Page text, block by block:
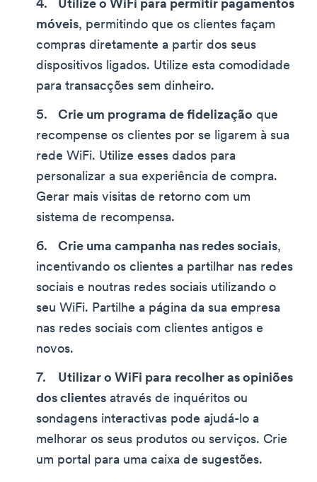
Utilize o WiFi para permitir pagamentos
móveis, permitindo que os clientes façam
compras diretamente a partir dos seus
dispositivos ligados. Utilize esta comodidade
para transacções sem dinheiro.
Crie um programa de fidelização que
recompense os clientes por se ligarem à sua
rede WiFi. Utilize esses dados para
personalizar a sua experiência de compra.
Gerar mais visitas de retorno com um
sistema de recompensa.
Crie uma campanha nas redes sociais,
incentivando os clientes a partilhar nas redes
sociais e noutras redes sociais utilizando o
seu WiFi. Partilhe a página da sua empresa
nas redes sociais com clientes antigos e
novos.
Utilizar o WiFi para recolher as opiniões
dos clientes através de inquéritos ou
sondagens interactivas pode ajudá-lo a
melhorar os seus produtos ou serviços. Crie
um portal para uma caixa de sugestões.